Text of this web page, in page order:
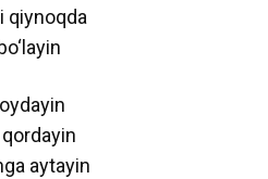
qiynoqda
aytayin